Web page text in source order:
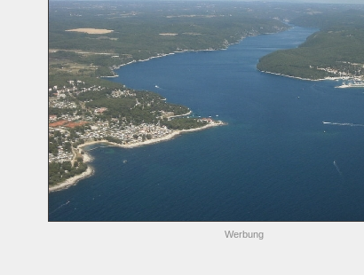
Werbung